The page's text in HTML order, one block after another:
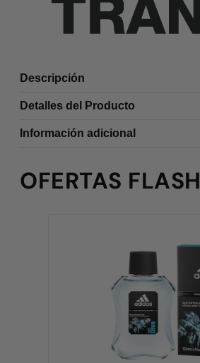
Descripción
Detalles del Producto
Información adicional
OFERTAS FLASH